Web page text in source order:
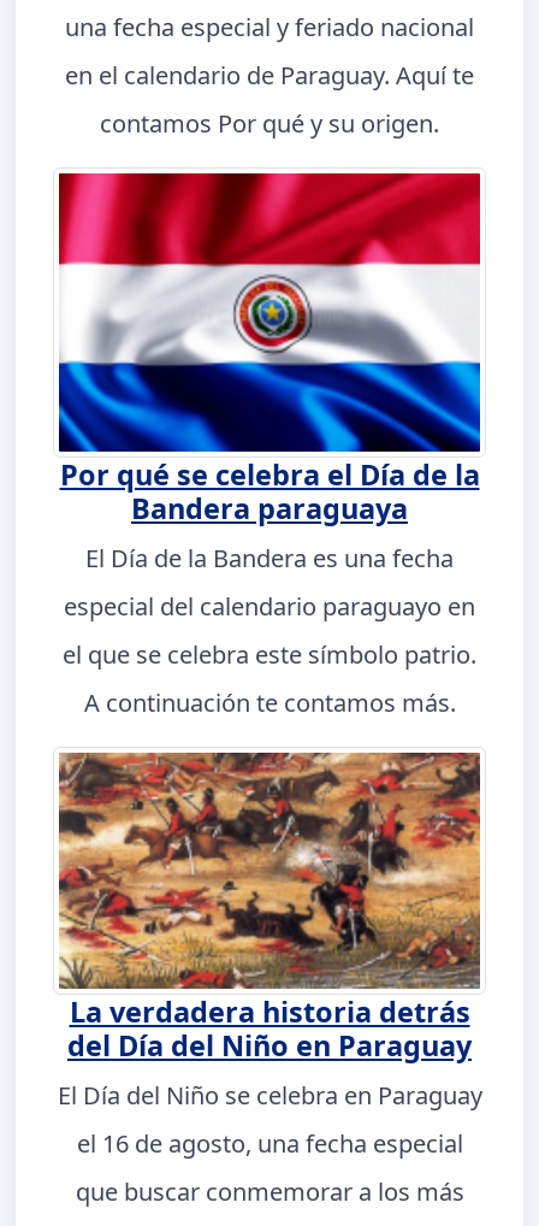
una fecha especial y feriado nacional
en el calendario de Paraguay. Aquí te
contamos Por qué y su origen.
Por qué se celebra el Día de la
Bandera paraguaya
El Día de la Bandera es una fecha
especial del calendario paraguayo en
el que se celebra este símbolo patrio.
A continuación te contamos más.
La verdadera historia detrás
del Día del Niño en Paraguay
El Día del Niño se celebra en Paraguay
el 16 de agosto, una fecha especial
que buscar conmemorar a los más